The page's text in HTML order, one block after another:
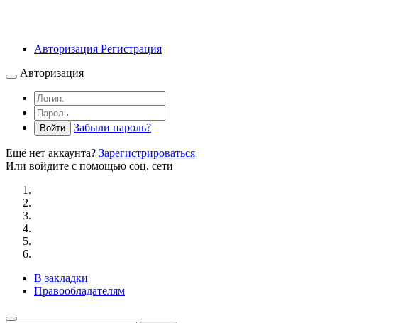
Авторизация Регистрация
Авторизация
Войти Забыли пароль?
Ещё нет аккаунта? Зарегистрироваться
Или войдите с помощью соц. сети
В закладки
Правообладателям